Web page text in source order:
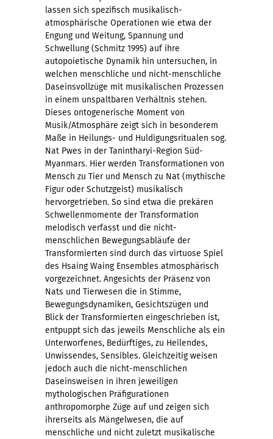
lassen sich spezifisch musikalisch-
atmosphärische Operationen wie etwa der
Engung und Weitung, Spannung und
Schwellung (Schmitz 1995) auf ihre
autopoietische Dynamik hin untersuchen, in
welchen menschliche und nicht-menschliche
Daseinsvollzüge mit musikalischen Prozessen
in einem unspaltbaren Verhältnis stehen.
Dieses ontogenerische Moment von
Musik/Atmosphäre zeigt sich in besonderem
Maße in Heilungs- und Huldigungsritualen sog.
Nat Pwes in der Tanintharyi-Region Süd-
Myanmars. Hier werden Transformationen von
Mensch zu Tier und Mensch zu Nat (mythische
Figur oder Schutzgeist) musikalisch
hervorgetrieben. So sind etwa die prekären
Schwellenmomente der Transformation
melodisch verfasst und die nicht-
menschlichen Bewegungsabläufe der
Transformierten sind durch das virtuose Spiel
des Hsaing Waing Ensembles atmosphärisch
vorgezeichnet. Angesichts der Präsenz von
Nats und Tierwesen die in Stimme,
Bewegungsdynamiken, Gesichtszügen und
Blick der Transformierten eingeschrieben ist,
entpuppt sich das jeweils Menschliche als ein
Unterworfenes, Bedürftiges, zu Heilendes,
Unwissendes, Sensibles. Gleichzeitig weisen
jedoch auch die nicht-menschlichen
Daseinsweisen in ihren jeweiligen
mythologischen Präfigurationen
anthropomorphe Züge auf und zeigen sich
ihrerseits als Mängelwesen, die auf
menschliche und nicht zuletzt musikalische